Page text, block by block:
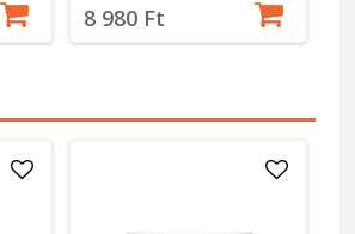
8 980 Ft